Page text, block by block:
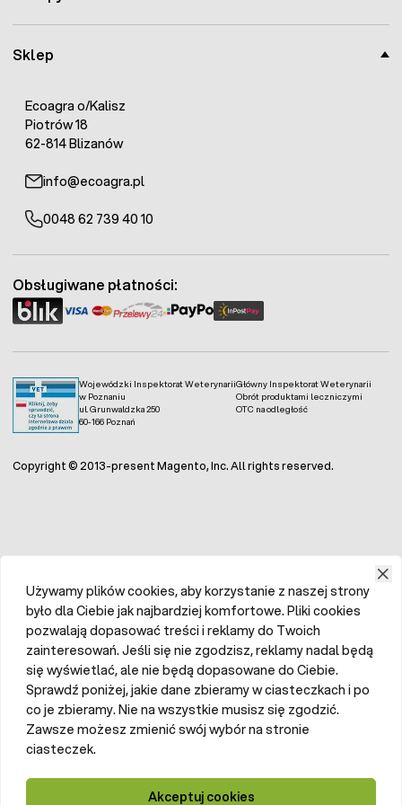
Sklep
Ecoagra o/Kalisz
Piotrów 18
62-814 Blizanów
info@ecoagra.pl
0048 62 739 40 10
Wojewódzki Inspektorat Weterynarii
w Poznaniu
ul. Grunwaldzka 250
60-166 Poznań
Główny Inspektorat Weterynarii
Obrót produktami leczniczymi
OTC na odległość
Obsługiwane płatności:
Copyright © 2013-present Magento, Inc. All rights reserved.
Używamy plików cookies, aby korzystanie z naszej strony
było dla Ciebie jak najbardziej komfortowe. Pliki cookies
pozwalają dopasować treści i reklamy do Twoich
zainteresowań. Jeśli się nie zgodzisz, reklamy nadal będą
się wyświetlać, ale nie będą dopasowane do Ciebie.
Sprawdź poniżej, jakie dane zbieramy w ciasteczkach i po
co je zbieramy. Nie na wszystkie musisz się zgodzić.
Zawsze możesz zmienić swój wybór na stronie
ciasteczek.
Akceptuj cookies